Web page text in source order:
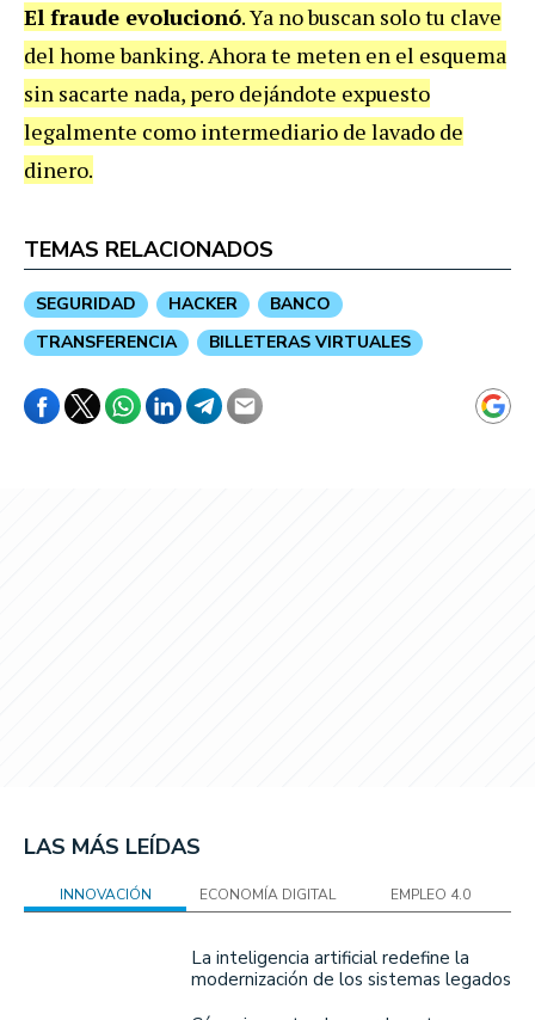
El fraude evolucionó. Ya no buscan solo tu clave
del home banking. Ahora te meten en el esquema
sin sacarte nada, pero dejándote expuesto
legalmente como intermediario de lavado de
dinero.
TEMAS RELACIONADOS
SEGURIDAD HACKER
BANCO
TRANSFERENCIA
BILLETERAS VIRTUALES
LAS MÁS LEÍDAS
INNOVACIÓN ECONOMÍA DIGITAL EMPLEO 4.0
La inteligencia artificial redefine la
modernización de los sistemas legados